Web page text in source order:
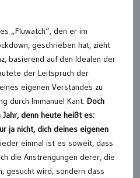
„Fluwatch“, den er im
geschrieben hat, zieht
basierend auf den Idealen der
der Leitspruch der
eigenen Verstandes zu
durch Immanuel Kant. Doch
denn heute heißt es:
ja nicht, dich deines eigenen
einmal ist es soweit, dass
die Anstrengungen derer, die
gesucht wird, sondern dass